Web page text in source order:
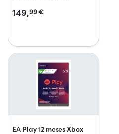
149,99€
EA Play 12 meses Xbox